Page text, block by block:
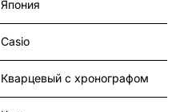
Япония
Casio
Кварцевый с хронографом